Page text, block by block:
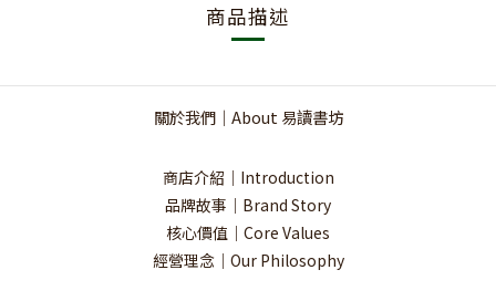
商品描述
關於我們｜About 易讀書坊
商店介紹｜Introduction
品牌故事｜Brand Story
核心價值｜Core Values
經營理念｜Our Philosophy